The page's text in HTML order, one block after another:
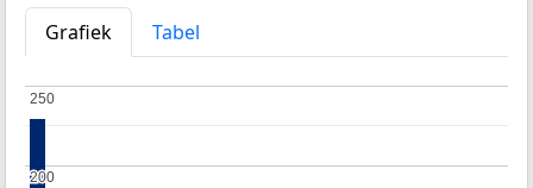
Grafiek
Tabel
200
200
250
250